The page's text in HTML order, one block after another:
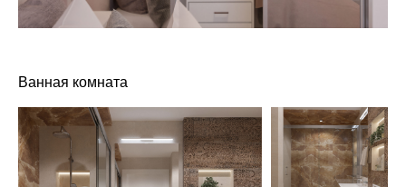
Ванная комната